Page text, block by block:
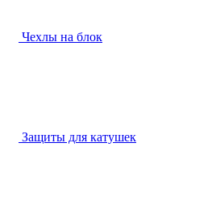
Чехлы на блок
Защиты для катушек